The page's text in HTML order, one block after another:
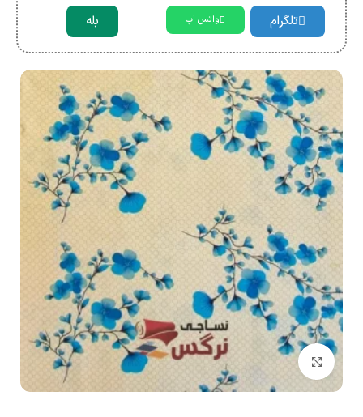
تلگرام واتس اپ بله
بزرگنمایی تصویر